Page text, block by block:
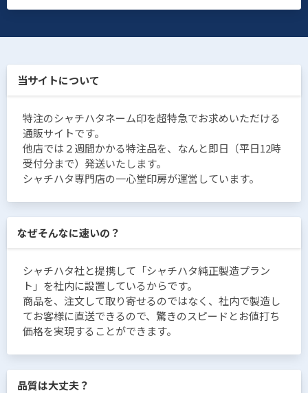
当サイトについて
特注のシャチハタネーム印を超特急でお求めいただける
通販サイトです。
他店では２週間かかる特注品を、なんと即日（平日12時
受付分まで）発送いたします。
シャチハタ専門店の一心堂印房が運営しています。
なぜそんなに速いの？
シャチハタ社と提携して「シャチハタ純正製造プラン
ト」を社内に設置しているからです。
商品を、注文して取り寄せるのではなく、社内で製造し
てお客様に直送できるので、驚きのスピードとお値打ち
価格を実現することができます。
品質は大丈夫？